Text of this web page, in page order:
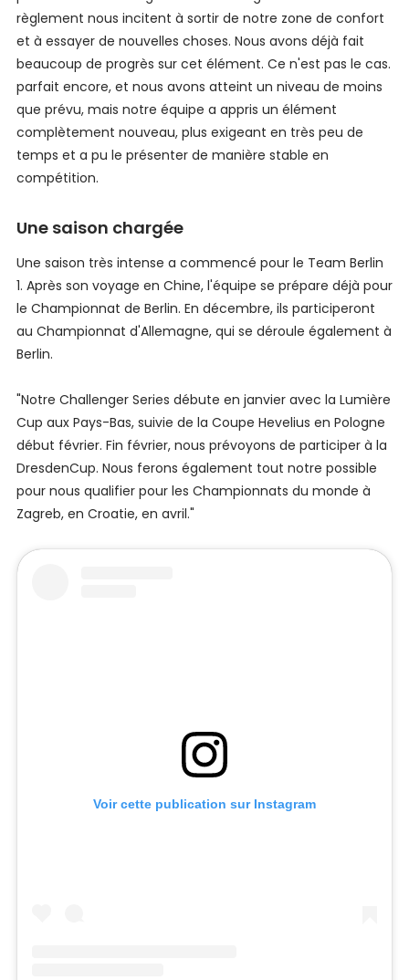
règlement nous incitent à sortir de notre zone de confort
et à essayer de nouvelles choses. Nous avons déjà fait
beaucoup de progrès sur cet élément. Ce n'est pas le cas.
parfait encore, et nous avons atteint un niveau de moins
que prévu, mais notre équipe a appris un élément
complètement nouveau, plus exigeant en très peu de
temps et a pu le présenter de manière stable en
compétition.
Une saison chargée
Une saison très intense a commencé pour le Team Berlin
1. Après son voyage en Chine, l'équipe se prépare déjà pour
le Championnat de Berlin. En décembre, ils participeront
au Championnat d'Allemagne, qui se déroule également à
Berlin.
"Notre Challenger Series débute en janvier avec la Lumière
Cup aux Pays-Bas, suivie de la Coupe Hevelius en Pologne
début février. Fin février, nous prévoyons de participer à la
DresdenCup. Nous ferons également tout notre possible
pour nous qualifier pour les Championnats du monde à
Zagreb, en Croatie, en avril."
Voir cette publication sur Instagram